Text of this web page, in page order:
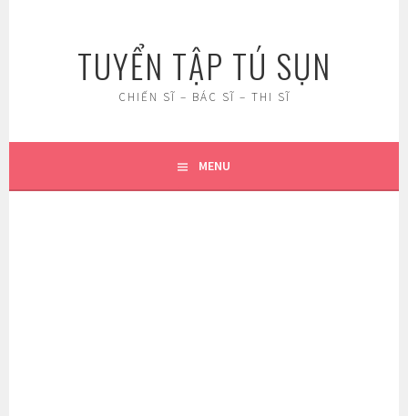
TUYỂN TẬP TÚ SỤN
CHIẾN SĨ – BÁC SĨ – THI SĨ
MENU